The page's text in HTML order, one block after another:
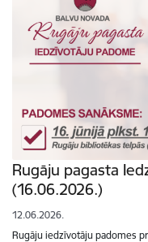
Rugāju pagasta
(16.06.2026.)
12.06.2026.
Rugāju iedzīvotāju padomes